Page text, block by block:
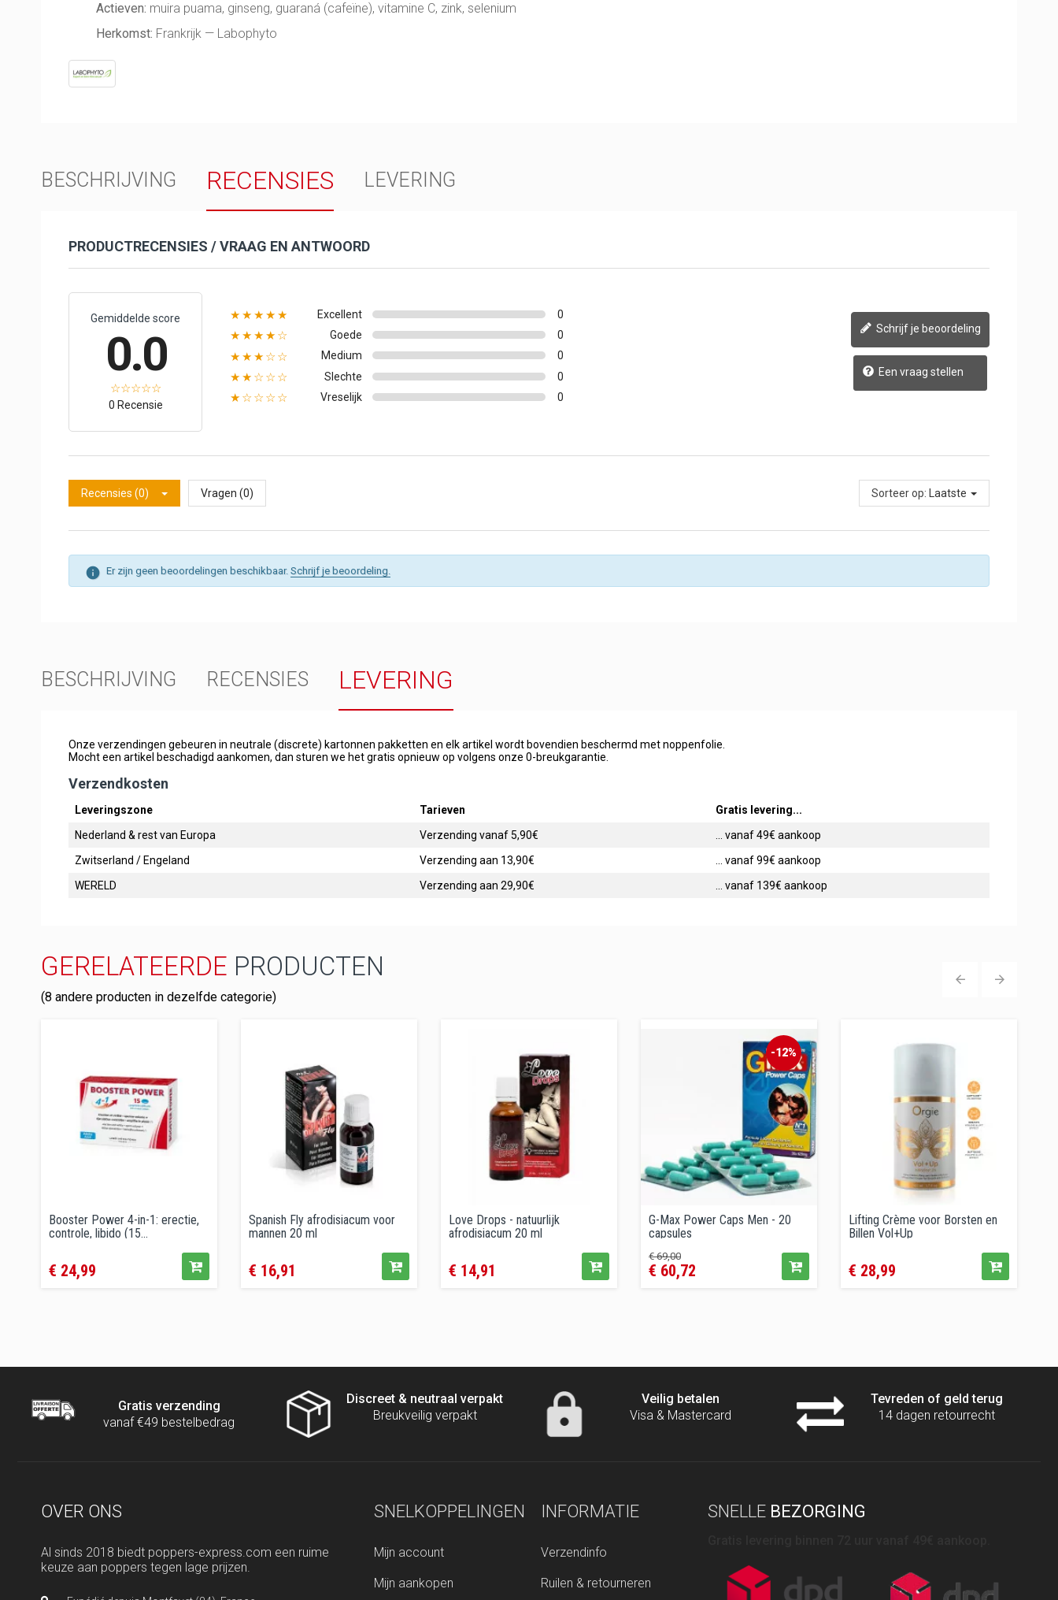
Actieven: muira puama, ginseng, guaraná (cafeïne), vitamine C, zink, selenium
Herkomst: Frankrijk — Labophyto
BESCHRIJVING RECENSIES LEVERING
PRODUCTRECENSIES / VRAAG EN ANTWOORD
Gemiddelde score
0.0
0 Recensie
★★★★★ Excellent 0
★★★★☆ Goede 0
★★★☆☆ Medium 0
★★☆☆☆ Slechte 0
★☆☆☆☆ Vreselijk 0
Schrijf je beoordeling
Een vraag stellen
Recensies (0) Vragen (0) Sorteer op: Laatste
Er zijn geen beoordelingen beschikbaar. Schrijf je beoordeling.
BESCHRIJVING RECENSIES LEVERING
Onze verzendingen gebeuren in neutrale (discrete) kartonnen pakketten en elk artikel wordt bovendien beschermd met noppenfolie.
Mocht een artikel beschadigd aankomen, dan sturen we het gratis opnieuw op volgens onze 0-breukgarantie.
Verzendkosten
Leveringszone Tarieven
Gratis levering...
Nederland & rest van Europa
Verzending vanaf 5,90€
... vanaf 49€ aankoop
Zwitserland / Engeland
Verzending aan 13,90€
... vanaf 99€ aankoop
WERELD
Verzending aan 29,90€ ... vanaf 139€ aankoop
GERELATEERDE PRODUCTEN
(8 andere producten in dezelfde categorie)
Booster Power 4-in-1: erectie,
controle, libido (15...
€ 24,99
Spanish Fly afrodisiacum voor
mannen 20 ml
€ 16,91
Love Drops - natuurlijk
afrodisiacum 20 ml
€ 14,91
-12%
G-Max Power Caps Men - 20
capsules
€ 69,00Prijs
€ 60,72
Lifting Crème voor Borsten en
Billen Vol+Up
€ 28,99
Gratis verzending
vanaf €49 bestelbedrag
Discreet & neutraal verpakt
Breukveilig verpakt
Veilig betalen
Visa & Mastercard
Tevreden of geld terug
14 dagen retourrecht
OVER ONS
Al sinds 2018 biedt poppers-express.com een ruime
keuze aan poppers tegen lage prijzen.
SNELKOPPELINGEN
Mijn account
Mijn aankopen
INFORMATIE
Verzendinfo
Ruilen & retourneren
SNELLE BEZORGING